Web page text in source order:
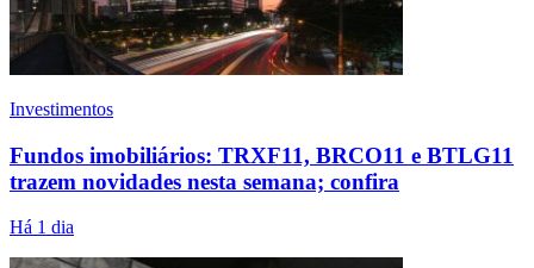
Investimentos
Fundos imobiliários: TRXF11, BRCO11 e BTLG11
trazem novidades nesta semana; confira
Há 1 dia